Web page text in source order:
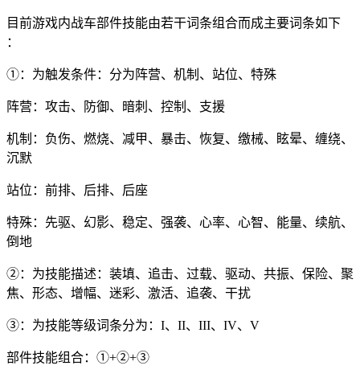
目前游戏内战车部件技能由若干词条组合而成主要词条如下
：
①：为触发条件：分为阵营、机制、站位、特殊
阵营：攻击、防御、暗刺、控制、支援
机制：负伤、燃烧、减甲、暴击、恢复、缴械、眩晕、缠绕、
沉默
站位：前排、后排、后座
特殊：先驱、幻影、稳定、强袭、心率、心智、能量、续航、
倒地
②：为技能描述：装填、追击、过载、驱动、共振、保险、聚
焦、形态、增幅、迷彩、激活、追袭、干扰
③：为技能等级词条分为：I、II、III、IV、V
部件技能组合：①+②+③